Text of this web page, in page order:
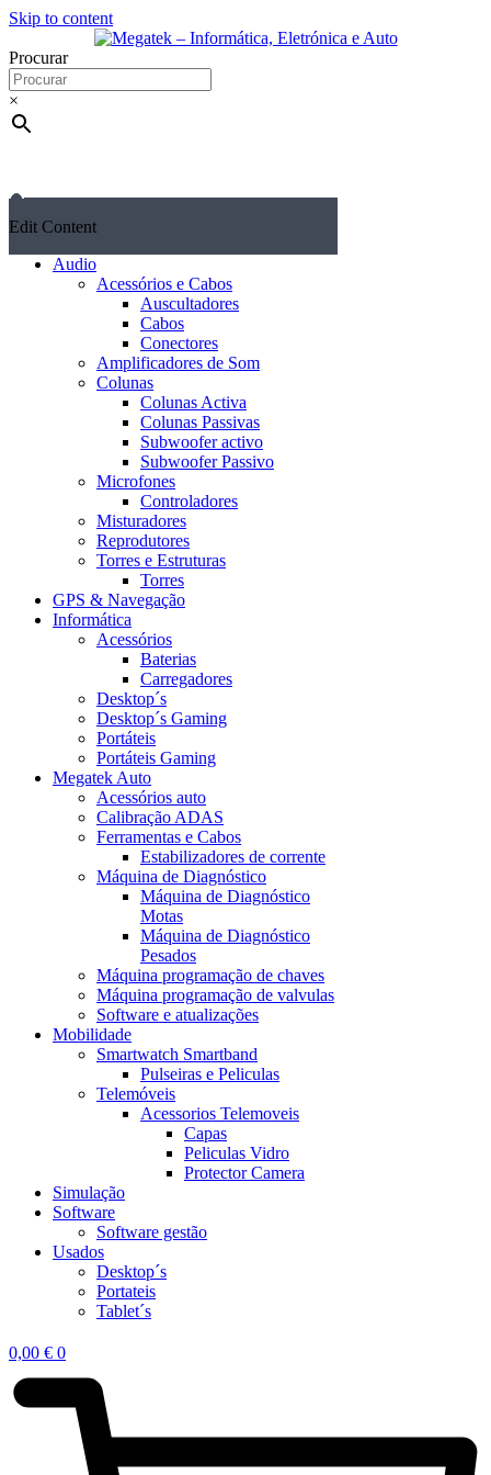
Skip to content
Procurar
×
Edit Content
Audio
Acessórios e Cabos
Auscultadores
Cabos
Conectores
Amplificadores de Som
Colunas
Colunas Activa
Colunas Passivas
Subwoofer activo
Subwoofer Passivo
Microfones
Controladores
Misturadores
Reprodutores
Torres e Estruturas
Torres
GPS & Navegação
Informática
Acessórios
Baterias
Carregadores
Desktop´s
Desktop´s Gaming
Portáteis
Portáteis Gaming
Megatek Auto
Acessórios auto
Calibração ADAS
Ferramentas e Cabos
Estabilizadores de corrente
Máquina de Diagnóstico
Máquina de Diagnóstico
Motas
Máquina de Diagnóstico
Pesados
Máquina programação de chaves
Máquina programação de valvulas
Software e atualizações
Mobilidade
Smartwatch Smartband
Pulseiras e Peliculas
Telemóveis
Acessorios Telemoveis
Capas
Peliculas Vidro
Protector Camera
Simulação
Software
Software gestão
Usados
Desktop´s
Portateis
Tablet´s
0,00 € 0